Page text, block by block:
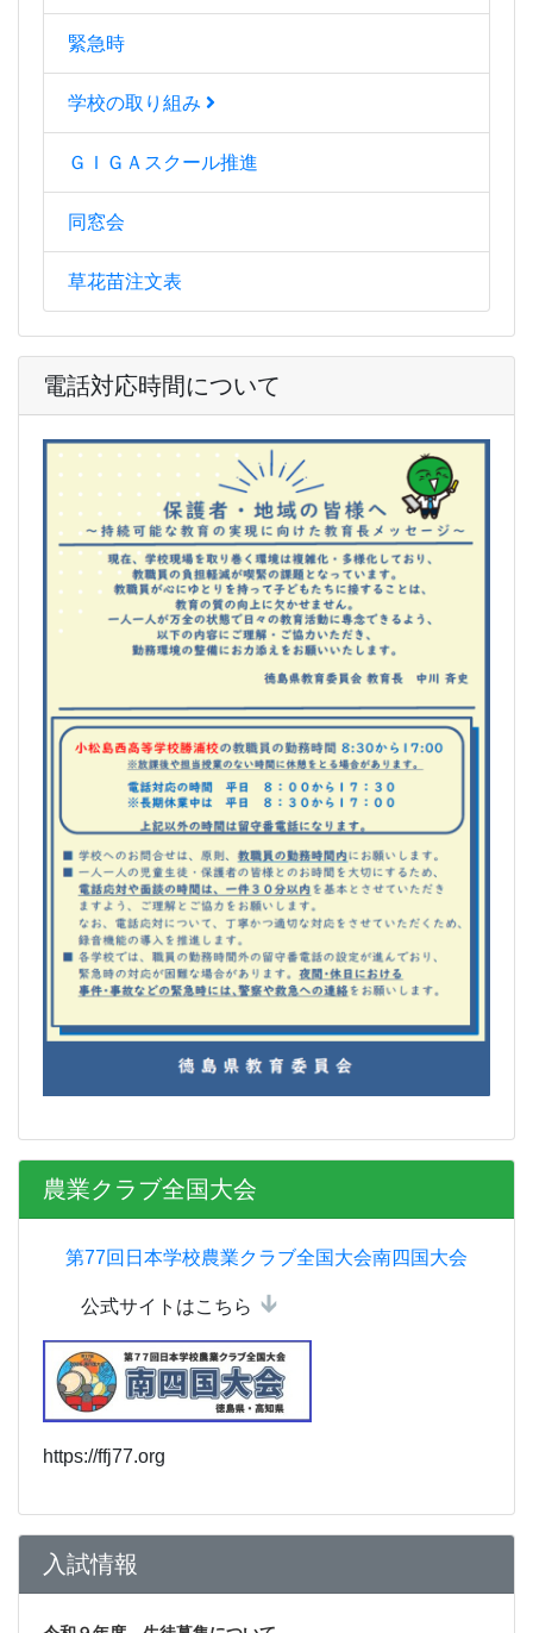
緊急時
学校の取り組み
ＧＩＧＡスクール推進
同窓会
草花苗注文表
電話対応時間について
農業クラブ全国大会
第77回日本学校農業クラブ全国大会南四国大会
公式サイトはこちら
https://ffj77.org
入試情報